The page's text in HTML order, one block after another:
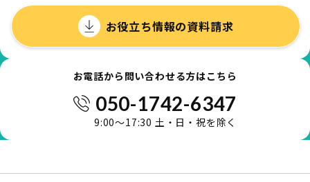
お役立ち情報の資料請求
お電話から問い合わせる方はこちら
050-1742-6347
9:00～17:30 土・日・祝を除く